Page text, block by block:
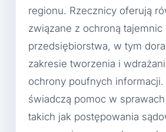
regionu. Rzecznicy oferują
związane z ochroną tajemnic
przedsiębiorstwa, w tym
zakresie tworzenia i
ochrony poufnych informacji.
świadczą pomoc w
takich jak postępowania